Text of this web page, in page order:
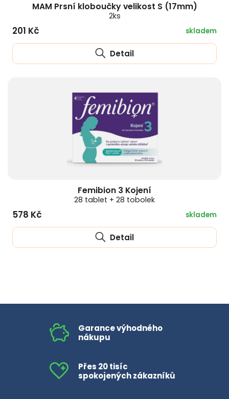
MAM Prsní kloboučky velikost S (17mm)
2ks
201 Kč skladem
Detail
Femibion 3 Kojení
28 tablet + 28 tobolek
578 Kč skladem
Detail
Garance výhodného
nákupu
Přes 20 tisíc
spokojených zákazníků